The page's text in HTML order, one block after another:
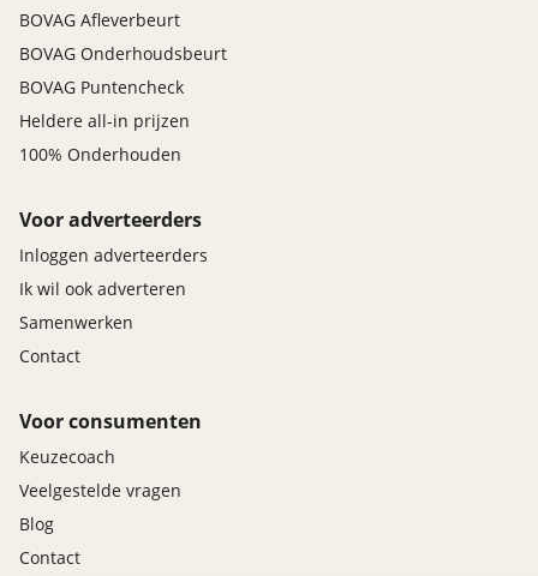
BOVAG Afleverbeurt
BOVAG Onderhoudsbeurt
BOVAG Puntencheck
Heldere all-in prijzen
100% Onderhouden
Voor adverteerders
Inloggen adverteerders
Ik wil ook adverteren
Samenwerken
Contact
Voor consumenten
Keuzecoach
Veelgestelde vragen
Blog
Contact